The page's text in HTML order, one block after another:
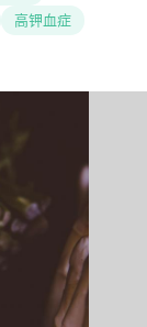
高钾血症